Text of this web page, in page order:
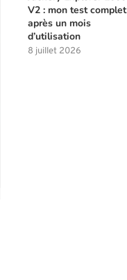
V2 : mon test complet
après un mois
d’utilisation
8 juillet 2026